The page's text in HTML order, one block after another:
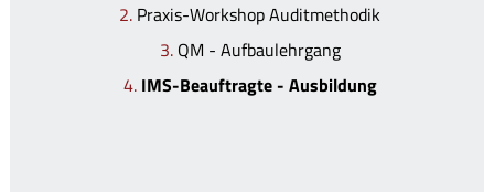
Praxis-Workshop Auditmethodik
QM - Aufbaulehrgang
IMS-Beauftragte - Ausbildung